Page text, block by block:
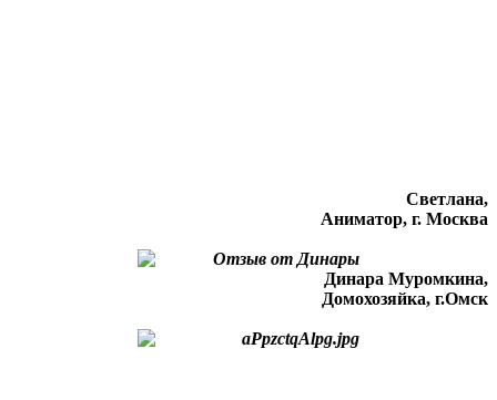
Светлана,
Аниматор, г. Москва
Динара Муромкина,
Домохозяйка, г.Омск